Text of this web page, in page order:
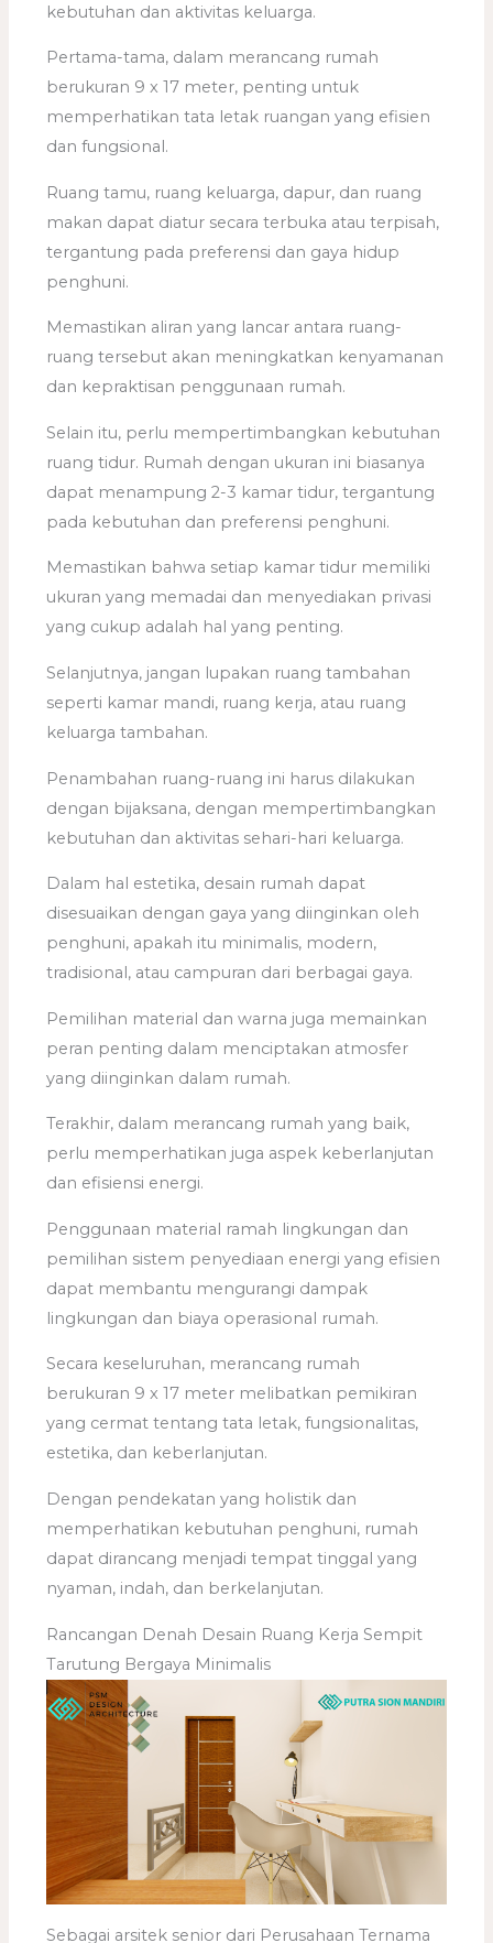
kebutuhan dan aktivitas keluarga.
Pertama-tama, dalam merancang rumah
berukuran 9 x 17 meter, penting untuk
memperhatikan tata letak ruangan yang efisien
dan fungsional.
Ruang tamu, ruang keluarga, dapur, dan ruang
makan dapat diatur secara terbuka atau terpisah,
tergantung pada preferensi dan gaya hidup
penghuni.
Memastikan aliran yang lancar antara ruang-
ruang tersebut akan meningkatkan kenyamanan
dan kepraktisan penggunaan rumah.
Selain itu, perlu mempertimbangkan kebutuhan
ruang tidur. Rumah dengan ukuran ini biasanya
dapat menampung 2-3 kamar tidur, tergantung
pada kebutuhan dan preferensi penghuni.
Memastikan bahwa setiap kamar tidur memiliki
ukuran yang memadai dan menyediakan privasi
yang cukup adalah hal yang penting.
Selanjutnya, jangan lupakan ruang tambahan
seperti kamar mandi, ruang kerja, atau ruang
keluarga tambahan.
Penambahan ruang-ruang ini harus dilakukan
dengan bijaksana, dengan mempertimbangkan
kebutuhan dan aktivitas sehari-hari keluarga.
Dalam hal estetika, desain rumah dapat
disesuaikan dengan gaya yang diinginkan oleh
penghuni, apakah itu minimalis, modern,
tradisional, atau campuran dari berbagai gaya.
Pemilihan material dan warna juga memainkan
peran penting dalam menciptakan atmosfer
yang diinginkan dalam rumah.
Terakhir, dalam merancang rumah yang baik,
perlu memperhatikan juga aspek keberlanjutan
dan efisiensi energi.
Penggunaan material ramah lingkungan dan
pemilihan sistem penyediaan energi yang efisien
dapat membantu mengurangi dampak
lingkungan dan biaya operasional rumah.
Secara keseluruhan, merancang rumah
berukuran 9 x 17 meter melibatkan pemikiran
yang cermat tentang tata letak, fungsionalitas,
estetika, dan keberlanjutan.
Dengan pendekatan yang holistik dan
memperhatikan kebutuhan penghuni, rumah
dapat dirancang menjadi tempat tinggal yang
nyaman, indah, dan berkelanjutan.
Rancangan Denah Desain Ruang Kerja Sempit
Tarutung Bergaya Minimalis
Sebagai arsitek senior dari Perusahaan Ternama